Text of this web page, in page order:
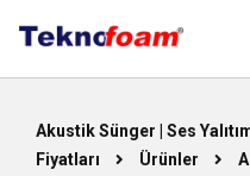
Akustik Sünger | Ses
Fiyatları
Ürünler